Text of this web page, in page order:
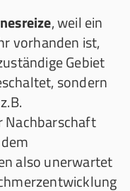
, weil ein
vorhanden ist,
Gebiet
sondern
Nachbarschaft
also unerwartet